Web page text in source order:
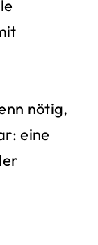
nötig,
eine